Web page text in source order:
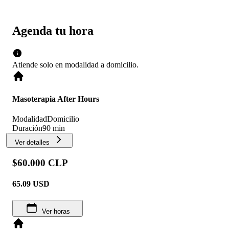
Agenda tu hora
Atiende solo en modalidad a domicilio.
Masoterapia After Hours
ModalidadDomicilio
Duración90 min
Ver detalles
$60.000 CLP
65.09 USD
Ver horas